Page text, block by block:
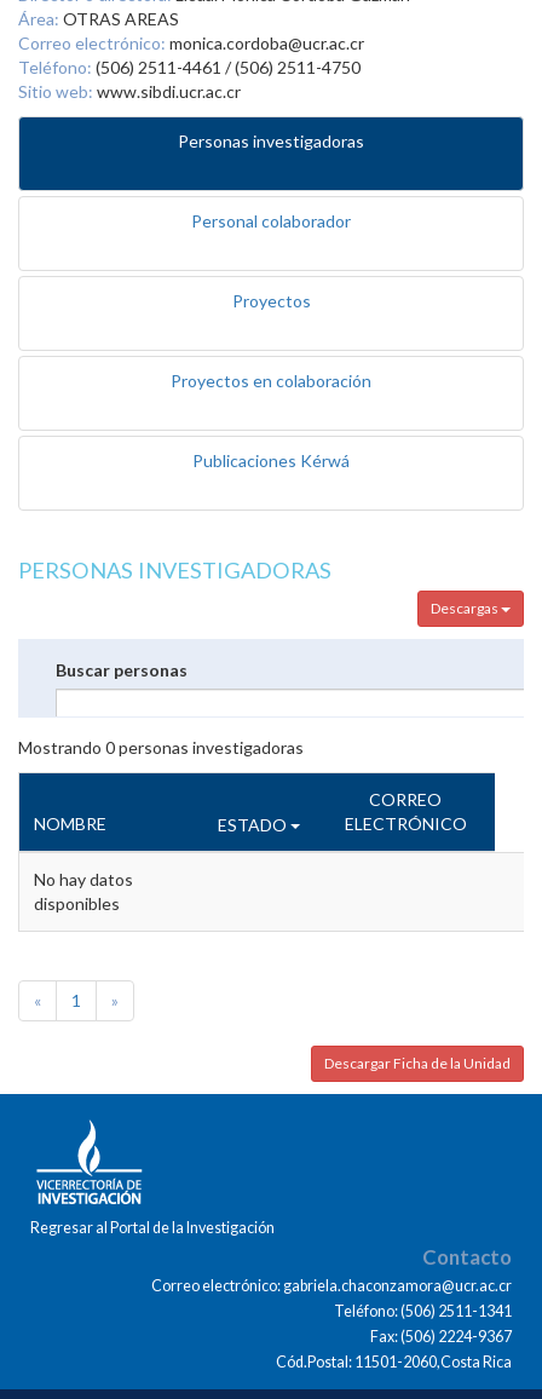
Área: OTRAS AREAS
Correo electrónico: monica.cordoba@ucr.ac.cr
Teléfono: (506) 2511-4461 / (506) 2511-4750
Sitio web: www.sibdi.ucr.ac.cr
Personas investigadoras
Personal colaborador
Proyectos
Proyectos en colaboración
Publicaciones Kérwá
PERSONAS INVESTIGADORAS
Descargas
Buscar personas
Mostrando 0personas investigadoras
NOMBRE ESTADO
CORREO
ELECTRÓNICO
No hay datos
disponibles
« 1 »
Descargar Ficha de la Unidad
Regresar al Portal de la Investigación
Contacto
Correo electrónico: gabriela.chaconzamora@ucr.ac.cr
Teléfono: (506) 2511-1341
Fax: (506) 2224-9367
Cód.Postal: 11501-2060,Costa Rica